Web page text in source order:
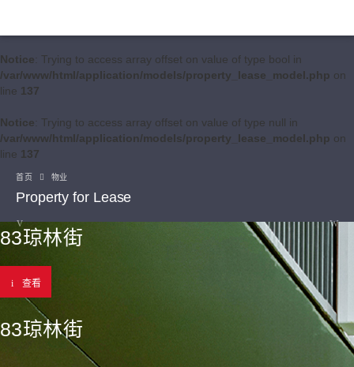
Notice: Trying to access array offset on value of type bool in
/var/www/html/application/models/property_lease_model.php on
line 137
Notice: Trying to access array offset on value of type null in
/var/www/html/application/models/property_lease_model.php on
line 137
首页 物业
Property for Lease
83琼林街
查看
83琼林街